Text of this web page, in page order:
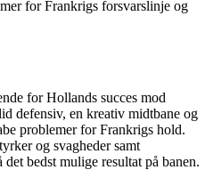
for Frankrigs forsvarslinje og
for Hollands succes mod
defensiv, en kreativ midtbane og
problemer for Frankrigs hold.
og svagheder samt
bedst mulige resultat på banen.